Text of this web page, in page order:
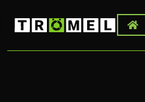
Inhalt
springen